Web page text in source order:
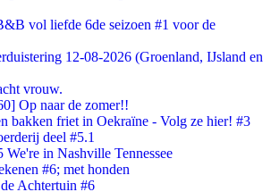
vol liefde 6de seizoen #1 voor de
12-08-2026 (Groenland, IJsland en
vrouw.
Op naar de zomer!!
bakken friet in Oekraïne - Volg ze hier! #3
deel #5.1
We're in Nashville Tennessee
#6; met honden
Achtertuin #6